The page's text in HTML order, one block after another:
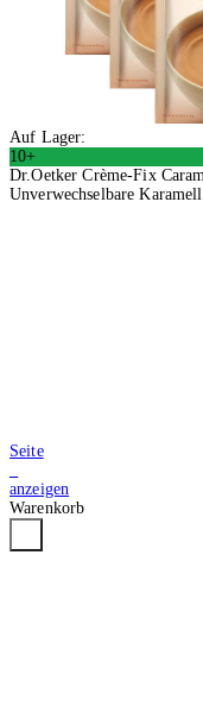
Auf Lager:
10+
Dr.Oetker Crème-Fix
Unverwechselbare
Seite
anzeigen
Warenkorb